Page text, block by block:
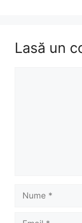
Lasă un
Nume
Email